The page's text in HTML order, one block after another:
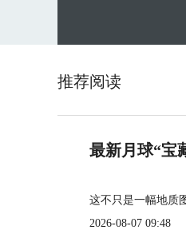
推荐阅读
最新月球“宝
这不只是一幅地质
2026-08-07 09:48